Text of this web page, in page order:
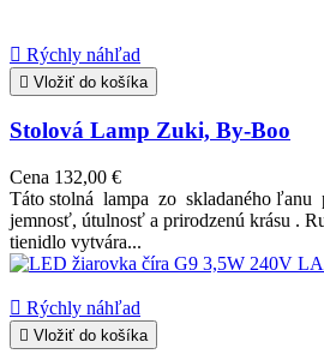
 Rýchly náhľad
 Vložiť do košíka
Stolová Lamp Zuki, By-Boo
Cena 132,00 €
Táto stolná lampa zo skladaného ľanu
jemnosť, útulnosť a prirodzenú krásu .
tienidlo vytvára...
 Rýchly náhľad
 Vložiť do košíka